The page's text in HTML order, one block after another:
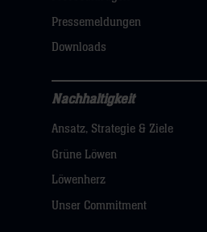
dann
klicken
hier
Pressemeldungen
Downloads
Nachhaltigkeit
Navigation
öffnen,
dann
Nachhaltigkeit
Ansatz, Strategie & Ziele
Grüne Löwen
Löwenherz
Unser Commitment